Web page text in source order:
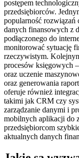
postępem
przedsiębiorców.
popularność
danych finansowych z
podłączonego do
monitorować sytuację
rzeczywistym.
procesów księgowych
oraz uczenie
oraz generowania
oferuje również
takimi jak CRM czy
zarządzanie danymi i
mobilnych aplikacji do
przedsiębiorcom
aktualnych danych